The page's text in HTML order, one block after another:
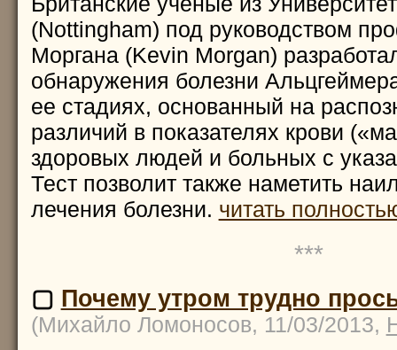
(Nottingham) под руководством
Моргана (Kevin Morgan)
обнаружения болезни
ее стадиях, основанный на
различий в показателях крови
здоровых людей и больных с
Тест позволит также наметить
лечения болезни. читать
***
▢ Почему утром трудно
(Михайло Ломоносов, 11/03/2013,